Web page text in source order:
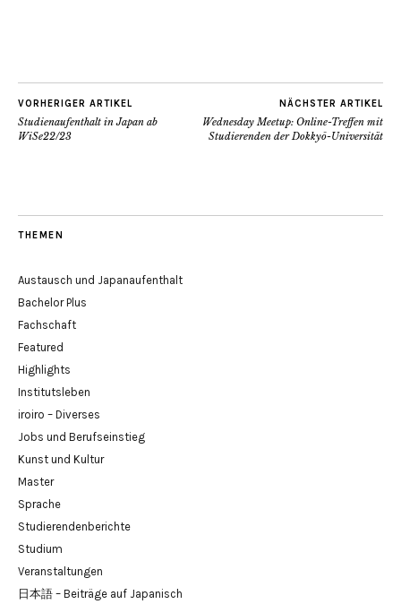
VORHERIGER ARTIKEL
Studienaufenthalt in Japan ab
WiSe22/23
NÄCHSTER ARTIKEL
Wednesday Meetup: Online-Treffen mit
Studierenden der Dokkyō-Universität
THEMEN
Austausch und Japanaufenthalt
Bachelor Plus
Fachschaft
Featured
Highlights
Institutsleben
iroiro – Diverses
Jobs und Berufseinstieg
Kunst und Kultur
Master
Sprache
Studierendenberichte
Studium
Veranstaltungen
日本語 – Beiträge auf Japanisch